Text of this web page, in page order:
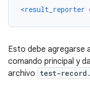
<result_reporter
Esto debe agregarse
comando principal y
archivo test-